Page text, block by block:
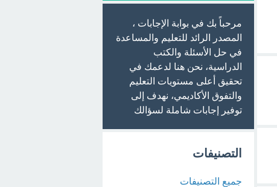
مرحباً بك في بوابة الإجابات ،
المصدر الرائد للتعليم والمساعدة
في حل الأسئلة والكتب
الدراسية، نحن هنا لدعمك في
تحقيق أعلى مستويات التعليم
والتفوق الأكاديمي، نهدف إلى
توفير إجابات شاملة لسؤالك
التصنيفات
جميع التصنيفات